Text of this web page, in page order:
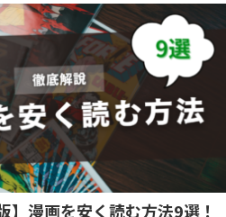
】漫画を安く読む方法9選！